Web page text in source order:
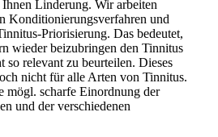
Linderung. Wir arbeiten
Konditionierungsverfahren und
Priorisierung. Das bedeutet,
wieder beizubringen den Tinnitus
so relevant zu beurteilen. Dieses
nicht für alle Arten von Tinnitus.
mögl. scharfe Einordnung der
und der verschiedenen